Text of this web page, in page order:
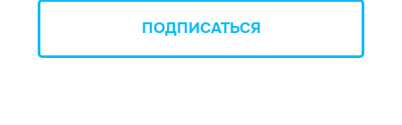
ПОДПИСАТЬСЯ